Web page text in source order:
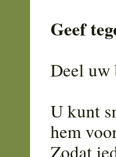
Geef
Deel uw
U kunt
hem
Zodat